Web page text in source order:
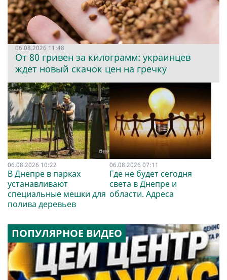
06.08.2026 11:48
От 80 гривен за килограмм: украинцев
ждет новый скачок цен на гречку
06.08.2026 10:22
В Днепре в парках
устанавливают
специальные мешки для
полива деревьев
06.08.2026 07:11
Где не будет сегодня
света в Днепре и
области. Адреса
ПОПУЛЯРНОЕ ВИДЕО